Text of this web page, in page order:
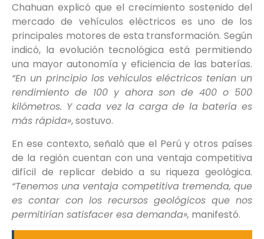
Chahuan explicó que el crecimiento sostenido del
mercado de vehículos eléctricos es uno de los
principales motores de esta transformación. Según
indicó, la evolución tecnológica está permitiendo
una mayor autonomía y eficiencia de las baterías.
“En un principio los vehículos eléctricos tenían un
rendimiento de 100 y ahora son de 400 o 500
kilómetros. Y cada vez la carga de la batería es
más rápida», sostuvo.
En ese contexto, señaló que el Perú y otros países
de la región cuentan con una ventaja competitiva
difícil de replicar debido a su riqueza geológica.
“Tenemos una ventaja competitiva tremenda, que
es contar con los recursos geológicos que nos
permitirían satisfacer esa demanda», manifestó.